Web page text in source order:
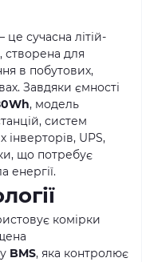
це сучасна літій-
створена для
в побутових,
Завдяки ємності
, модель
систем
UPS,
що потребує
енергії.
комірки
BMS, яка контролює